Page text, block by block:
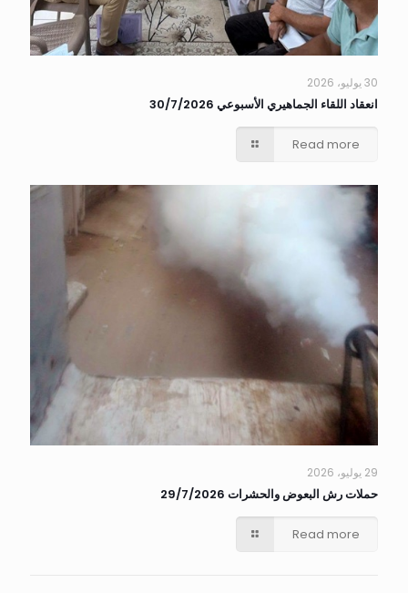
30 يوليو، 2026
انعقاد اللقاء الجماهيري الأسبوعي 30/7/2026
Read more
29 يوليو، 2026
حملات رش البعوض والحشرات 29/7/2026
Read more